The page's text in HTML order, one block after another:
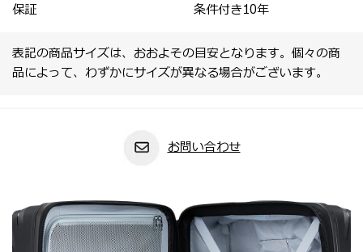
保証 条件付き10年
表記の商品サイズは、おおよその目安となります。個々の商
品によって、わずかにサイズが異なる場合がございます。
お問い合わせ